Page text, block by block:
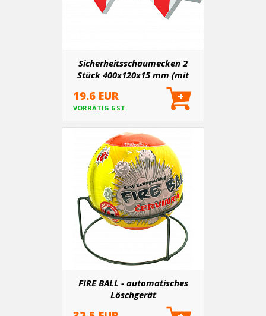
Sicherheitsschaumecken 2
Stück 400x120x15 mm (mit
19.6 EUR
VORRÄTIG 6 ST.
FIRE BALL - automatisches
Löschgerät